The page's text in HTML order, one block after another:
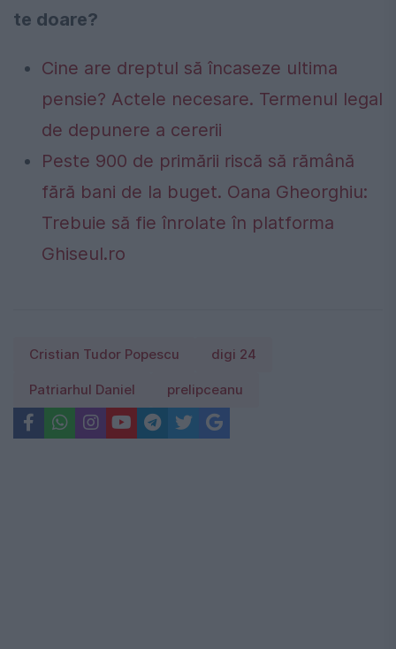
te doare?
Cine are dreptul să încaseze ultima
pensie? Actele necesare. Termenul legal
de depunere a cererii
Peste 900 de primării riscă să rămână
fără bani de la buget. Oana Gheorghiu:
Trebuie să fie înrolate în platforma
Ghiseul.ro
Cristian Tudor Popescu digi 24
Patriarhul Daniel prelipceanu